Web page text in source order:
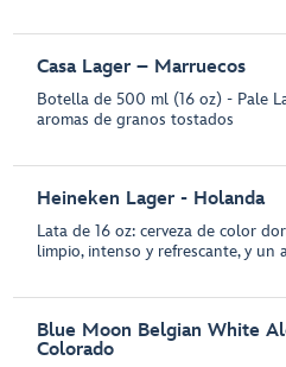
Casa Lager – Marruecos
Botella de 500 ml (16 oz) - Pale
aromas de granos tostados
Heineken Lager - Holanda
Lata de 16 oz: cerveza de color
limpio, intenso y refrescante, y un
Blue Moon Belgian White
Colorado